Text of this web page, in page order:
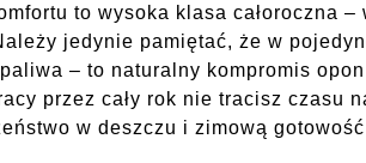
to wysoka klasa całoroczna
jedynie pamiętać, że w
– to naturalny kompromis opon
przez cały rok nie tracisz czasu
w deszczu i zimową